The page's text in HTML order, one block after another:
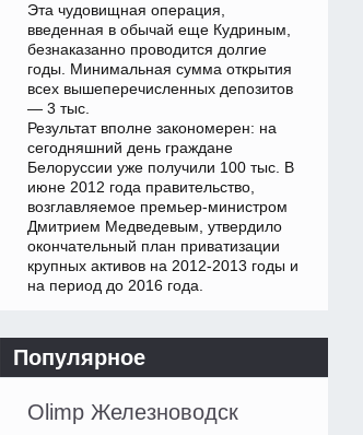
Эта чудовищная операция,
введенная в обычай еще Кудриным,
безнаказанно проводится долгие
годы. Минимальная сумма открытия
всех вышеперечисленных депозитов
— 3 тыс.
Результат вполне закономерен: на
сегодняшний день граждане
Белоруссии уже получили 100 тыс. В
июне 2012 года правительство,
возглавляемое премьер-министром
Дмитрием Медведевым, утвердило
окончательный план приватизации
крупных активов на 2012-2013 годы и
на период до 2016 года.
Популярное
Olimp Железноводск